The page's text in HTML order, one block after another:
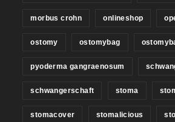
morbus crohn onlineshop
ostomy ostomybag
pyoderma gangraenosum
schwangerschaft stoma
stomacover stomalicious